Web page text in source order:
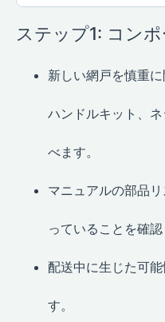
ステップ1: コン
新しい網戸を慎重
ハンドルキット、
べます。
マニュアルの部品
っていることを確認
配送中に生じた可
す。